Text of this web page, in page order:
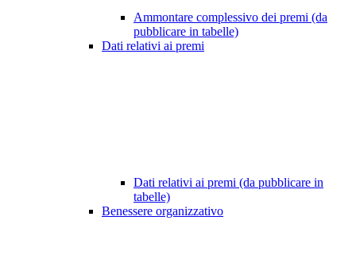
Ammontare complessivo dei premi (da
pubblicare in tabelle)
Dati relativi ai premi
Dati relativi ai premi (da pubblicare in
tabelle)
Benessere organizzativo